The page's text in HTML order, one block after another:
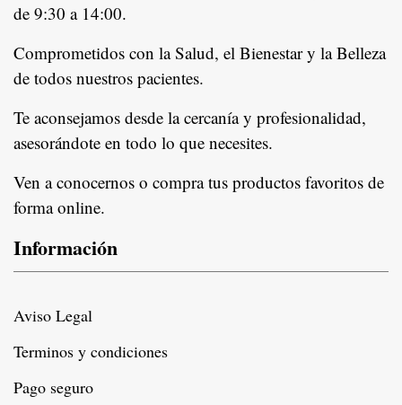
de 9:30 a 14:00.
Comprometidos con la Salud, el Bienestar y la Belleza
de todos nuestros pacientes.
Te aconsejamos desde la cercanía y profesionalidad,
asesorándote en todo lo que necesites.
Ven a conocernos o compra tus productos favoritos de
forma online.
Información
Aviso Legal
Terminos y condiciones
Pago seguro